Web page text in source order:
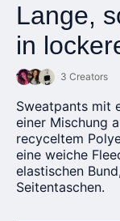
Lange,
in
3 Creators
Sweatpants mit
einer Mischung
recyceltem
eine weiche
elastischen
Seitentaschen.